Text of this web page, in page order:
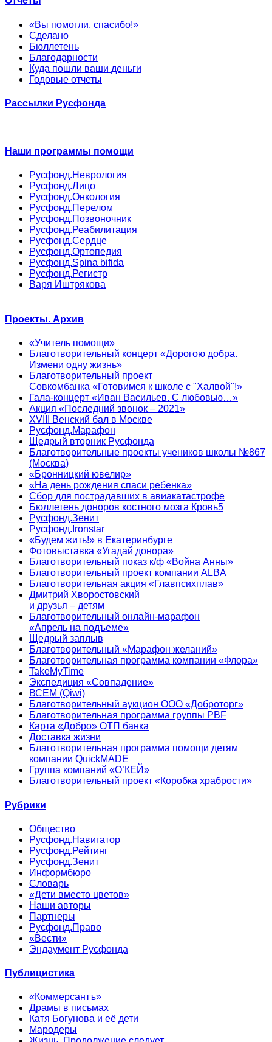
«Вы помогли, спасибо!»
Сделано
Бюллетень
Благодарности
Куда пошли ваши деньги
Годовые отчеты
Рассылки Русфонда
Наши программы помощи
Русфонд.Неврология
Русфонд.Лицо
Русфонд.Онкология
Русфонд.Перелом
Русфонд.Позвоночник
Русфонд.Реабилитация
Русфонд.Сердце
Русфонд.Ортопедия
Русфонд.Spina bifida
Русфонд.Регистр
Варя Иштрякова
Проекты. Архив
«Учитель помощи»
Благотворительный концерт «Дорогою добра.
Измени одну жизнь»
Благотворительный проект
Совкомбанка «Готовимся к школе с "Халвой"!»
Гала-концерт «Иван Васильев. С любовью…»
Акция «Последний звонок – 2021»
XVIII Венский бал в Москве
Русфонд.Марафон
Щедрый вторник Русфонда
Благотворительные проекты учеников школы №867
(Москва)
«Бронницкий ювелир»
«На день рождения спаси ребенка»
Сбор для пострадавших в авиакатастрофе
Бюллетень доноров костного мозга Кровь5
Русфонд.Зенит
Русфонд.Ironstar
«Будем жить!» в Екатеринбурге
Фотовыставка «Угадай донора»
Благотворительный показ к/ф «Война Анны»
Благотворительный проект компании ALBA
Благотворительная акция «Главпсихплав»
Дмитрий Хворостовский
и друзья – детям
Благотворительный онлайн‑марафон
«Апрель на подъеме»
Щедрый заплыв
Благотворительный «Марафон желаний»
Благотворительная программа компании «Флора»
TakeMyTime
Экспедиция «Совпадение»
ВСЕМ (Qiwi)
Благотворительный аукцион ООО «Доброторг»
Благотворительная программа группы PBF
Карта «Добро» ОТП банка
Доставка жизни
Благотворительная программа помощи детям
компании QuickMADE
Группа компаний «О’КЕЙ»
Благотворительный проект «Коробка храбрости»
Рубрики
Общество
Русфонд.Навигатор
Русфонд.Рейтинг
Русфонд.Зенит
Информбюро
Словарь
«Дети вместо цветов»
Наши авторы
Партнеры
Русфонд.Право
«Вести»
Эндаумент Русфонда
Публицистика
«Коммерсантъ»
Драмы в письмах
Катя Богунова и её дети
Мародеры